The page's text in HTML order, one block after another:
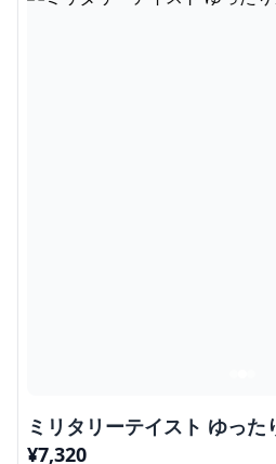
ミリタリーテイスト ゆった
¥7,320